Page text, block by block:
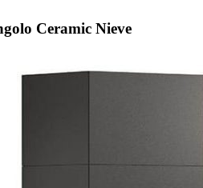
Ceramic Nieve